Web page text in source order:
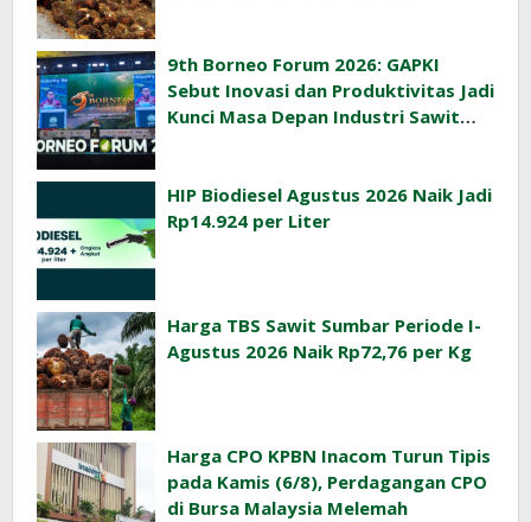
9th Borneo Forum 2026: GAPKI
Sebut Inovasi dan Produktivitas Jadi
Kunci Masa Depan Industri Sawit
HIP Biodiesel Agustus 2026 Naik Jadi
Rp14.924 per Liter
Harga TBS Sawit Sumbar Periode I-
Agustus 2026 Naik Rp72,76 per Kg
Harga CPO KPBN Inacom Turun Tipis
pada Kamis (6/8), Perdagangan CPO
di Bursa Malaysia Melemah